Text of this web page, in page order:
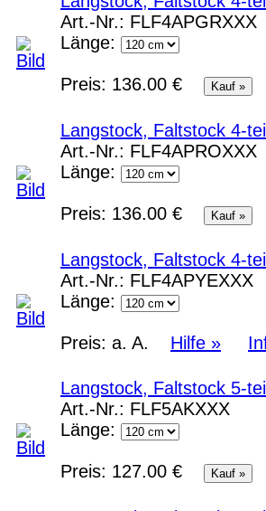
Art.-Nr.: FLF4APGRXXX
Länge:
Preis: 136.00 €
Langstock, Faltstock 4-
Art.-Nr.: FLF4APROXXX
Länge:
Preis: 136.00 €
Langstock, Faltstock 4-
Art.-Nr.: FLF4APYEXXX
Länge:
Preis: a. A. Hilfe »
Langstock, Faltstock 5-
Art.-Nr.: FLF5AKXXX
Länge:
Preis: 127.00 €